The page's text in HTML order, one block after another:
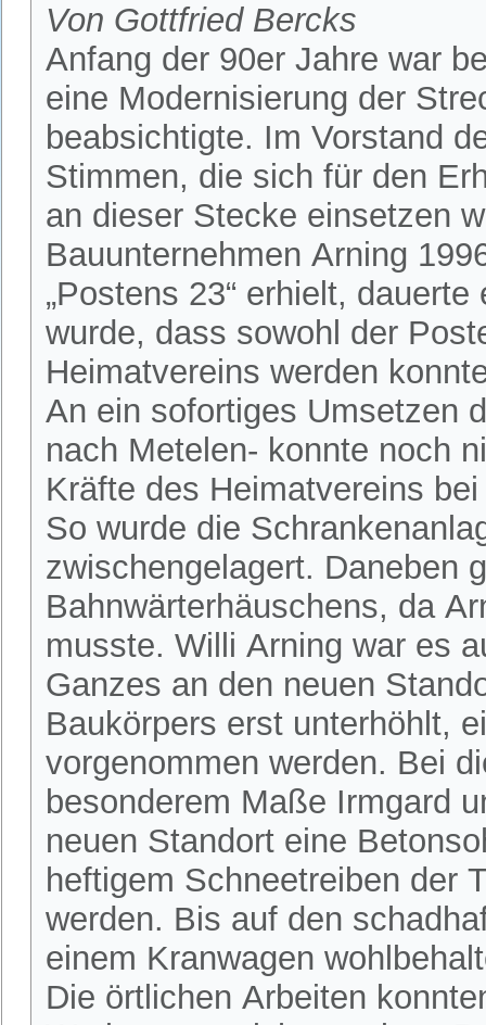
Von Gottfried Bercks
Anfang der 90er Jahre war
eine Modernisierung der
beabsichtigte. Im Vorstand
Stimmen, die sich für den
an dieser Stecke einsetzen
Bauunternehmen Arning
„Postens 23“ erhielt,
wurde, dass sowohl der
Heimatvereins werden
An ein sofortiges Umsetzen
nach Metelen- konnte noch
Kräfte des Heimatvereins
So wurde die
zwischengelagert. Daneben
Bahnwärterhäuschens, da
musste. Willi Arning war es
Ganzes an den neuen
Baukörpers erst unterhöhlt,
vorgenommen werden. Bei
besonderem Maße Irmgard
neuen Standort eine
heftigem Schneetreiben der
werden. Bis auf den
einem Kranwagen
Die örtlichen Arbeiten